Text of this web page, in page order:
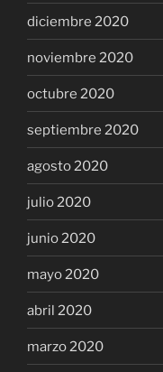
diciembre 2020
noviembre 2020
octubre 2020
septiembre 2020
agosto 2020
julio 2020
junio 2020
mayo 2020
abril 2020
marzo 2020